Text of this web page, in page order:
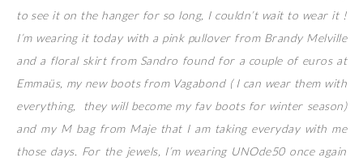
to see it on the hanger for so long, I couldn’t wait to wear it !
I’m wearing it today with a pink pullover from Brandy Melville
and a floral skirt from Sandro found for a couple of euros at
Emmaüs, my new boots from Vagabond ( I can wear them with
everything, they will become my fav boots for winter season)
and my M bag from Maje that I am taking everyday with me
those days. For the jewels, I’m wearing UNOde50 once again